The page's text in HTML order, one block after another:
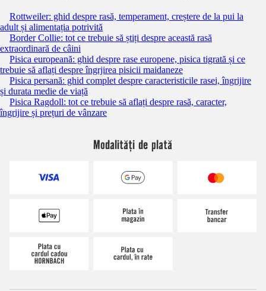
Rottweiler: ghid despre rasă, temperament, creștere de la pui la
adult și alimentația potrivită
Border Collie: tot ce trebuie să știți despre această rasă
extraordinară de câini
Pisica europeană: ghid despre rase europene, pisica tigrată și ce
trebuie să aflați despre îngrjirea pisicii maidaneze
Pisica persană: ghid complet despre caracteristicile rasei, îngrijire
și durata medie de viață
Pisica Ragdoll: tot ce trebuie să aflați despre rasă, caracter,
îngrijire și prețuri de vânzare
Modalități de plată